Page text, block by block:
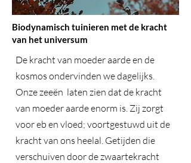
Biodynamisch tuinieren met de kracht
van het universum
De kracht van moeder aarde en de
kosmos ondervinden we dagelijks.
Onze zeeën laten zien dat de kracht
van moeder aarde enorm is. Zij zorgt
voor eb en vloed; voortgestuwd uit de
kracht van ons heelal. Getijden die
verschuiven door de zwaartekracht